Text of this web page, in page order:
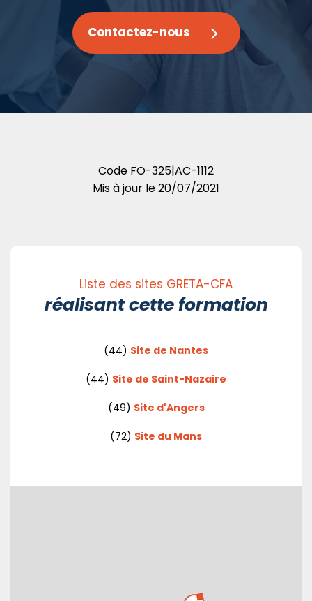
Contactez-nous
Code FO-325|AC-1112
Mis à jour le20/07/2021
Liste des sites GRETA-CFA
réalisant cette formation
(44) Site de Nantes
(44) Site de Saint-Nazaire
(49) Site d'Angers
(72) Site du Mans